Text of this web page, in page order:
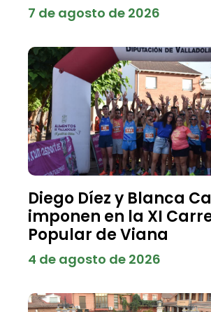
7 de agosto de 2026
Diego Díez y Blanca
imponen en la XI
Popular de Viana
4 de agosto de 2026